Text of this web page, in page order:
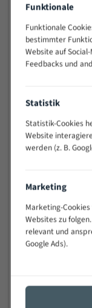
450
200 -
600
> 500
Vorteile:
Anwendungen
wechselnde
Äußerst
Positiver
Funktionale
Funktionale
bestimmter
Website auf
Feedbacks und
Statistik
Statistik-Cookies
Website
werden (z. B.
Marketing
Marketing-
Websites zu
relevant und
Google Ads).